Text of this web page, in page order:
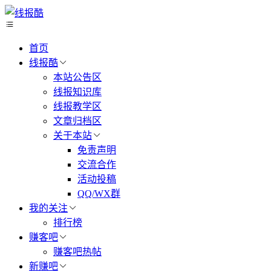
首页
线报酷
本站公告区
线报知识库
线报教学区
文章归档区
关于本站
免责声明
交流合作
活动投稿
QQ/WX群
我的关注
排行榜
赚客吧
赚客吧热帖
新赚吧